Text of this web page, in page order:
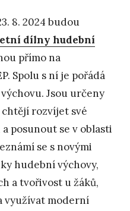
8. 2024 budou
dílny hudební
přímo na
Spolu s ní je pořádá
Jsou určeny
rozvíjet své
posunout se v oblasti
se s novými
hudební výchovy,
a tvořivost u žáků,
využívat moderní